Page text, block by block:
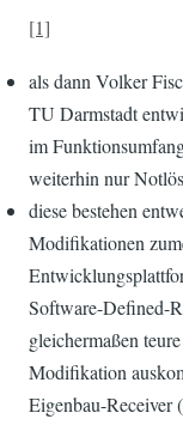
[1]
als dann Volker
TU Darmstadt
im
weiterhin nur
diese bestehen
Modifikationen
Software-Defined-
gleichermaßen
Modifikation
Eigenbau-Receiver